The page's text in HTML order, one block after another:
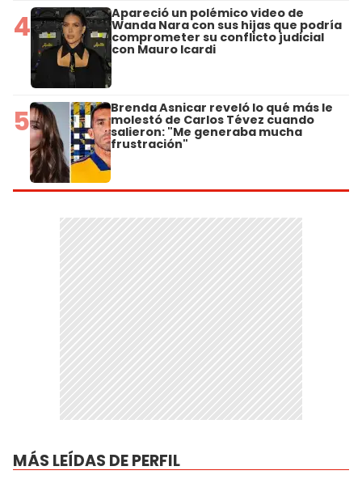
4 Apareció un polémico video de
Wanda Nara con sus hijas que podría
comprometer su conflicto judicial
con Mauro Icardi
5 Brenda Asnicar reveló lo qué más le
molestó de Carlos Tévez cuando
salieron: "Me generaba mucha
frustración"
MÁS LEÍDAS DE PERFIL